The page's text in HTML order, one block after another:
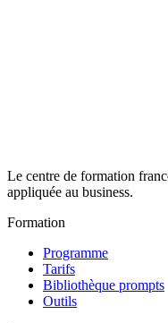
Le centre de formation
appliquée au business.
Formation
Programme
Tarifs
Bibliothèque prompts
Outils